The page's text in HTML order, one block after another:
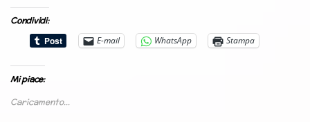
Condividi:
E-mail
WhatsApp Stampa
Mi piace:
Caricamento...